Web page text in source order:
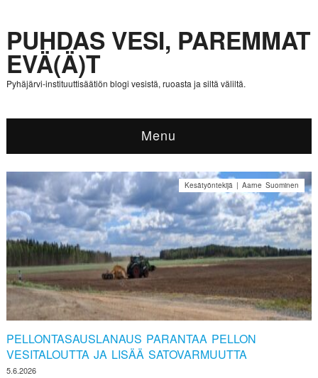
PUHDAS VESI, PAREMMAT
EVÄ(Ä)T
Pyhäjärvi-instituuttisäätiön blogi vesistä, ruoasta ja siltä väliltä.
Menu
PELLONTASAUSLANAUS PARANTAA PELLON
VESITALOUTTA JA LISÄÄ SATOVARMUUTTA
5.6.2026
Kesätyöntekijä | Aarne Suominen